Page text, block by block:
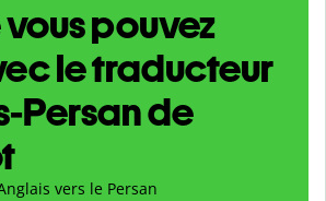
pouvez
le traducteur
Persan de
vers le Persan